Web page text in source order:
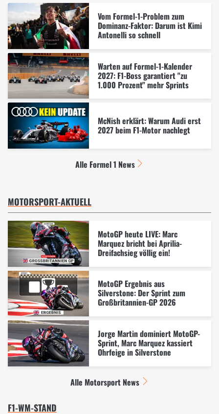
Vom Formel-1-Problem zum
Dominanz-Faktor: Darum ist Kimi
Antonelli so schnell
Warten auf Formel-1-Kalender
2027: F1-Boss garantiert "zu
1.000 Prozent" mehr Sprints
McNish erklärt: Warum Audi erst
2027 beim F1-Motor nachlegt
Alle Formel 1 News
MOTORSPORT-AKTUELL
MotoGP heute LIVE: Marc
Marquez bricht bei Aprilia-
Dreifachsieg völlig ein!
MotoGP Ergebnis aus
Silverstone: Der Sprint zum
Großbritannien-GP 2026
Jorge Martin dominiert MotoGP-
Sprint, Marc Marquez kassiert
Ohrfeige in Silverstone
Alle Motorsport News
F1-WM-STAND